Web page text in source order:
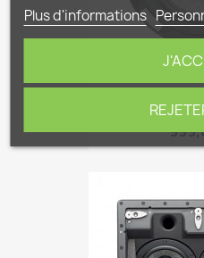
Focal 1000
Plus d'informations